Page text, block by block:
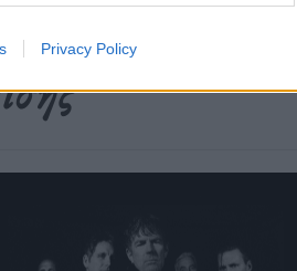
Privacy Policy